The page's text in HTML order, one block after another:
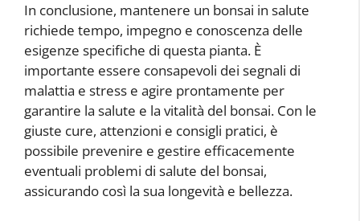
In conclusione, mantenere un bonsai in salute
richiede tempo, impegno e conoscenza delle
esigenze specifiche di questa pianta. È
importante essere consapevoli dei segnali di
malattia e stress e agire prontamente per
garantire la salute e la vitalità del bonsai. Con le
giuste cure, attenzioni e consigli pratici, è
possibile prevenire e gestire efficacemente
eventuali problemi di salute del bonsai,
assicurando così la sua longevità e bellezza.